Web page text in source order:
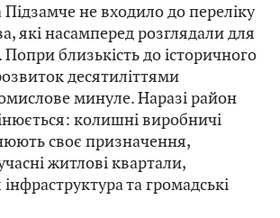
не входило до переліку
які насамперед розглядали для
Попри близькість до історичного
десятиліттями
минуле. Наразі район
колишні виробничі
своє призначення,
житлові квартали,
та громадські